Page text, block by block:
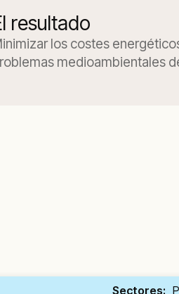
resultado
los costes
medioambientales
Sectores: